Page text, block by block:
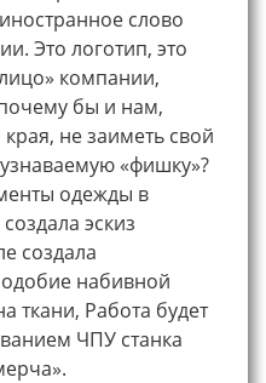
слово
Это логотип, это
компании,
бы и нам,
не заиметь свой
«фишку»?
одежды в
эскиз
создала
набивной
ткани, Работа будет
ЧПУ станка